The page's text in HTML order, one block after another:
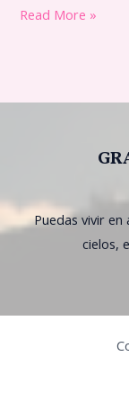
Read More »
Puedas vivir
cielos,